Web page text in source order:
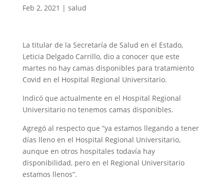
Feb 2, 2021 | salud
La titular de la Secretaría de Salud en el Estado,
Leticia Delgado Carrillo, dio a conocer que este
martes no hay camas disponibles para tratamiento
Covid en el Hospital Regional Universitario.
Indicó que actualmente en el Hospital Regional
Universitario no tenemos camas disponibles.
Agregó al respecto que “ya estamos llegando a tener
días lleno en el Hospital Regional Universitario,
aunque en otros hospitales todavía hay
disponibilidad, pero en el Regional Universitario
estamos llenos”.